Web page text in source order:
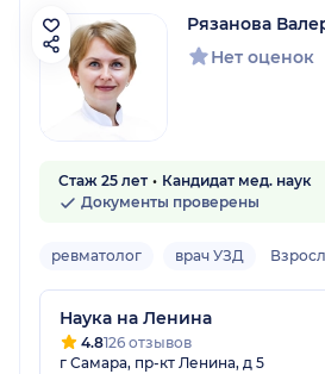
Рязанова
Нет оценок
Стаж 25 лет
Кандидат мед. наук
Документы проверены
ревматолог врач УЗД
Наука на Ленина
4.8126 отзывов
г Самара, пр-кт Ленина, д 5